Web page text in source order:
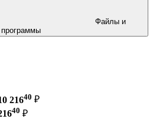
программы
21640 ₽
40 ₽